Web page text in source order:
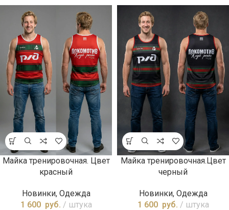
Майка тренировочная. Цвет
красный
Новинки, Одежда
1 600 руб. штука
Майка тренировочная.Цвет
черный
Новинки, Одежда
1 600 руб. штука